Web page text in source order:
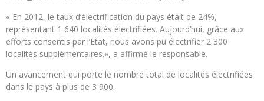
« En 2012, le taux d’électrification du pays était de 24%,
représentant 1 640 localités électrifiées. Aujourd’hui, grâce aux
efforts consentis par l’Etat, nous avons pu électrifier 2 300
localités supplémentaires.», a affirmé le responsable.
Un avancement qui porte le nombre total de localités électrifiées
dans le pays à plus de 3 900.